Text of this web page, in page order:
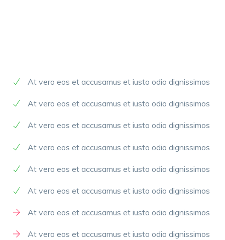
At vero eos et accusamus et iusto odio dignissimos
At vero eos et accusamus et iusto odio dignissimos
At vero eos et accusamus et iusto odio dignissimos
At vero eos et accusamus et iusto odio dignissimos
At vero eos et accusamus et iusto odio dignissimos
At vero eos et accusamus et iusto odio dignissimos
At vero eos et accusamus et iusto odio dignissimos
At vero eos et accusamus et iusto odio dignissimos